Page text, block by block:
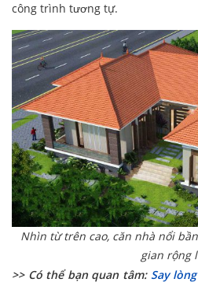
công trình tương tự.
Nhìn từ trên cao, căn nhà nổi
gian rộng
>> Có thể bạn quan tâm: Say